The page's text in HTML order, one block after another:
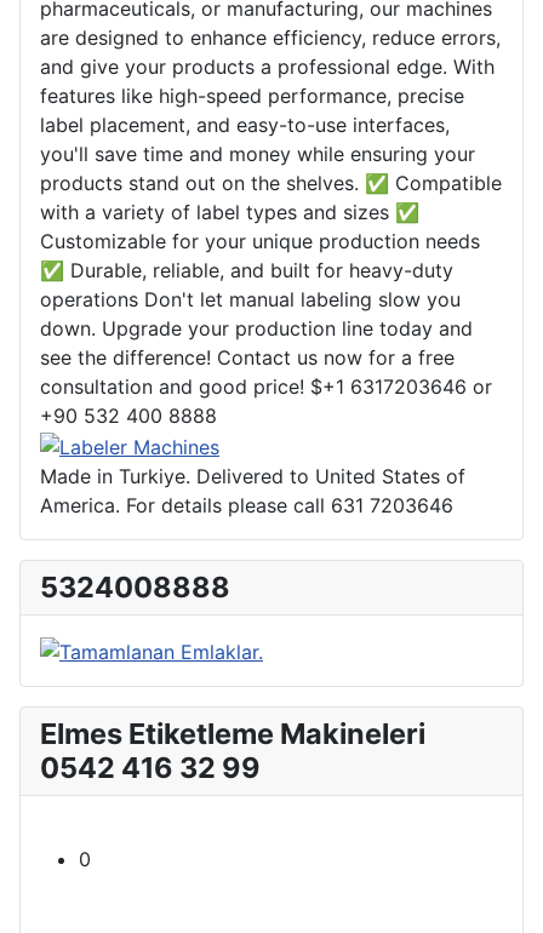
pharmaceuticals, or manufacturing, our machines
are designed to enhance efficiency, reduce errors,
and give your products a professional edge. With
features like high-speed performance, precise
label placement, and easy-to-use interfaces,
you'll save time and money while ensuring your
products stand out on the shelves. ✅ Compatible
with a variety of label types and sizes ✅
Customizable for your unique production needs
✅ Durable, reliable, and built for heavy-duty
operations Don't let manual labeling slow you
down. Upgrade your production line today and
see the difference! Contact us now for a free
consultation and good price! $+1 6317203646 or
+90 532 400 8888
Made in Turkiye. Delivered to United States of
America. For details please call 631 7203646
5324008888
Elmes Etiketleme Makineleri
0542 416 32 99
0